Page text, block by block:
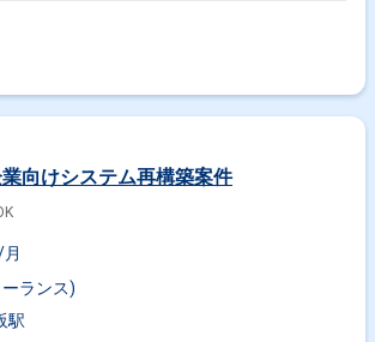
業向けシステム再構築案件
ランス)
駅